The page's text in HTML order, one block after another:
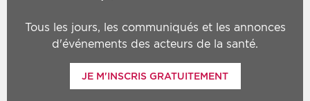
Tous les jours, les communiqués et les annonces
d'événements des acteurs de la santé.
JE M'INSCRIS GRATUITEMENT